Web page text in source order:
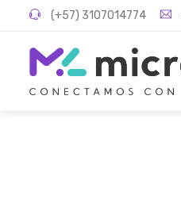
(+57) 3107014774